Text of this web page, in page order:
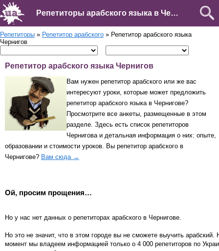
Репетиторы арабского языка в Чернигове
Репетиторы » Репетитор арабского » Репетитор арабского языка
Чернигов
Репетитор арабского языка Чернигов
Вам нужен репетитор арабского или же вас
интересуют уроки, которые может предложить
репетитор арабского языка в Чернигове?
Просмотрите все анкеты, размещенные в этом
разделе. Здесь есть список репетиторов
Чернигова и детальная информация о них: опыте,
образовании и стоимости уроков. Вы репетитор арабского в
Чернигове? Вам сюда →
Ой, просим прощения…
Но у нас нет данных о репетиторах арабского в Чернигове.
Но это не значит, что в этом городе вы не сможете выучить арабский.
момент мы владеем информацией только о 4 000 репетиторов по